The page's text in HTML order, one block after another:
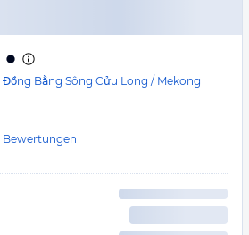
Đồng Bằng Sông Cửu Long / Mekong
Bewertungen